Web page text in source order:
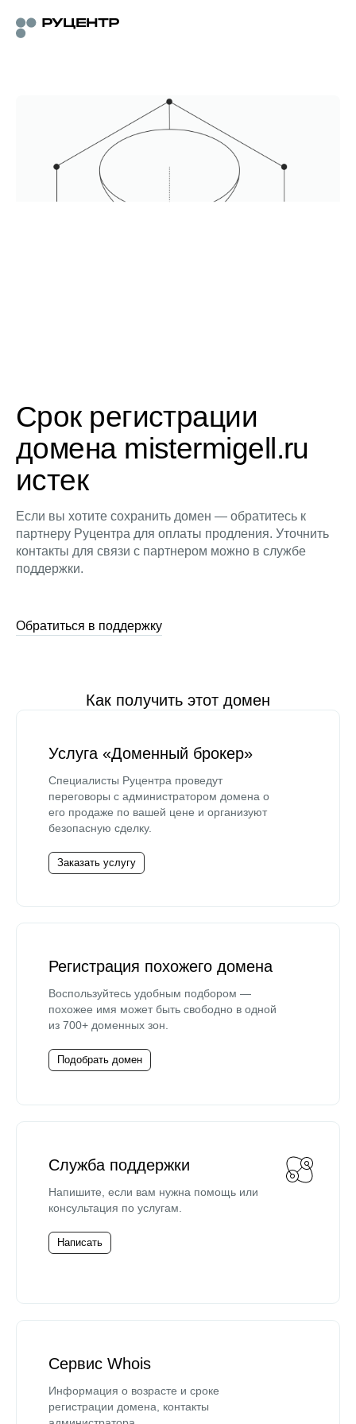
Срок регистрации
домена mistermigell.ru
истек
Если вы хотите сохранить домен — обратитесь к
партнеру Руцентра для оплаты продления. Уточнить
контакты для связи с партнером можно в службе
поддержки.
Обратиться в поддержку
Как получить этот домен
Услуга «Доменный брокер»
Специалисты Руцентра проведут
переговоры с администратором домена о
его продаже по вашей цене и организуют
безопасную сделку.
Заказать услугу
Регистрация похожего домена
Воспользуйтесь удобным подбором —
похожее имя может быть свободно в одной
из 700+ доменных зон.
Подобрать домен
Служба поддержки
Напишите, если вам нужна помощь или
консультация по услугам.
Написать
Сервис Whois
Информация о возрасте и сроке
регистрации домена, контакты